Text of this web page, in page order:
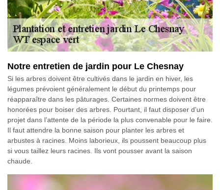
Notre entretien de jardin pour Le Chesnay
Si les arbres doivent être cultivés dans le jardin en hiver, les
légumes prévoient généralement le début du printemps pour
réapparaître dans les pâturages. Certaines normes doivent être
honorées pour boiser des arbres. Pourtant, il faut disposer d’un
projet dans l’attente de la période la plus convenable pour le faire.
Il faut attendre la bonne saison pour planter les arbres et
arbustes à racines. Moins laborieux, ils poussent beaucoup plus
si vous taillez leurs racines. Ils vont pousser avant la saison
chaude.